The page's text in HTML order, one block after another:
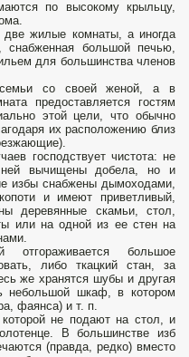
по высокому крыльцу,
две жилые комнаты, а иногда
большой печью,
для большинства членов
со своей женой, а в
предоставляется гостям
этой цели, что обычно
их расположению близ
господствует чистота: не
вычищены добела, но и
избы снабжены дымоходами,
и имеют приветливый,
деревянные скамьи, стол,
или на одной из ее стен на
большое
либо ткацкий стан, за
же хранятся шубы и другая
небольшой шкаф, в котором
фаянса) и т. п.
не подают на стол, и
В большинстве изб
(правда, редко) вместо